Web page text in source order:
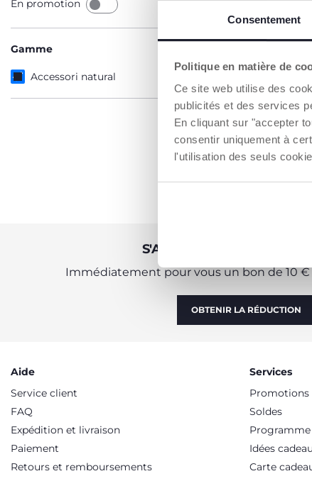
Consentement
Politique en matière de
Ce site web utilise des
publicités et des services
En cliquant sur "accepter
consentir uniquement à
l'utilisation des seuls
En promotion
Gamme
Accessori natural
Prise
12,99 €
S'ABONNER À LA
Immédiatement pour vous un bon de 10 €
OBTENIR LA RÉDUCTION
Aide
Service client
FAQ
Expédition et livraison
Paiement
Retours et remboursements
Services
Promotions
Soldes
Idées
Carte